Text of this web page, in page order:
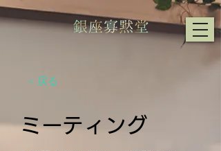
< 戻る
ミーティング